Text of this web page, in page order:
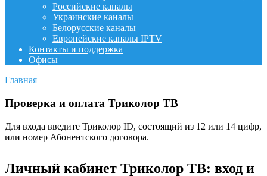
Российские каналы
Украинские каналы
Белорусские каналы
Европейские каналы IPTV
Контакты и поддержка
Офисы
Главная
Проверка и оплата Триколор ТВ
Для входа введите Триколор ID, состоящий из 12 или 14 цифр,
или номер Абонентского договора.
Личный кабинет Триколор ТВ: вход и